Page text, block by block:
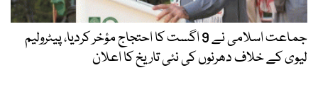
جماعت اسلامی نے 9 اگست کا احتجاج مؤخر کردیا، پیٹرولیم
لیوی کے خلاف دھرنوں کی نئی تاریخ کا اعلان